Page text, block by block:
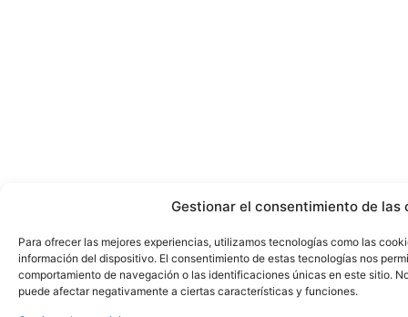
Gestionar el consentimiento de las
Para ofrecer las mejores experiencias, utilizamos tecnologías como las
información del dispositivo. El consentimiento de estas tecnologías nos
comportamiento de navegación o las identificaciones únicas en este sitio.
puede afectar negativamente a ciertas características y funciones.